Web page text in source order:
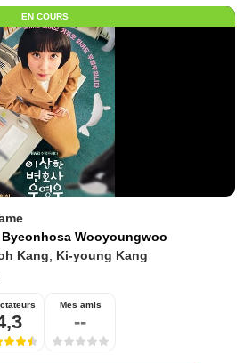
EN COURS
Wooyoungwoo
Kang
Ki-young Kang
Mes amis
--